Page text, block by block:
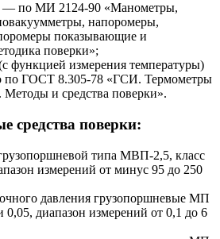
— по МИ 2124-90 «Манометры,
напоромеры,
показывающие и
поверки»;
функцией измерения температуры)
по ГОСТ 8.305-78 «ГСИ. Термометры
Методы и средства поверки».
средства поверки:
типа МВП-2,5, класс
измерений от минус 95 до 250
давления грузопоршневые МП
0,05, диапазон измерений от 0,1 до 6